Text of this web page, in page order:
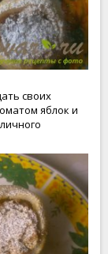
своих
яблок и